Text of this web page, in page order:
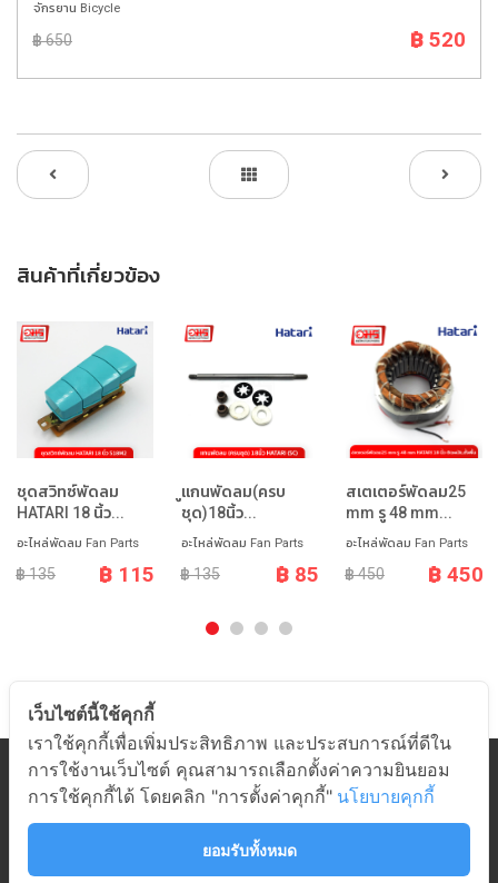
จักรยาน Bicycle
฿ 650 ฿ 520
สินค้าที่เกี่ยวข้อง
ชุดสวิทซ์พัดลม
HATARI 18 นิ้ว...
อะไหล่พัดลม Fan Parts
฿ 135 ฿ 115
ูแกนพัดลม(ครบ
ชุด)18นิ้ว...
อะไหล่พัดลม Fan Parts
฿ 135 ฿ 85
สเตเตอร์พัดลม25
mm รู 48 mm...
อะไหล่พัดลม Fan Parts
฿ 450 ฿ 450
หมวดสินค้า
เกี่ยวกับอมร
ช่วยเหลือ
เว็บไซต์นี้ใช้คุกกี้
เราใช้คุกกี้เพื่อเพิ่มประสิทธิภาพ และประสบการณ์ที่ดีใน
การใช้งานเว็บไซต์ คุณสามารถเลือกตั้งค่าความยินยอม
การใช้คุกกี้ได้ โดยคลิก "การตั้งค่าคุกกี้" นโยบายคุกกี้
ยอมรับทั้งหมด